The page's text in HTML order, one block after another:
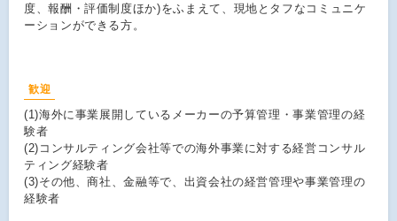
度、報酬・評価制度ほか)をふまえて、現地とタフなコミュニケ
ーションができる方。
歓迎
(1)海外に事業展開しているメーカーの予算管理・事業管理の経
験者
(2)コンサルティング会社等での海外事業に対する経営コンサル
ティング経験者
(3)その他、商社、金融等で、出資会社の経営管理や事業管理の
経験者